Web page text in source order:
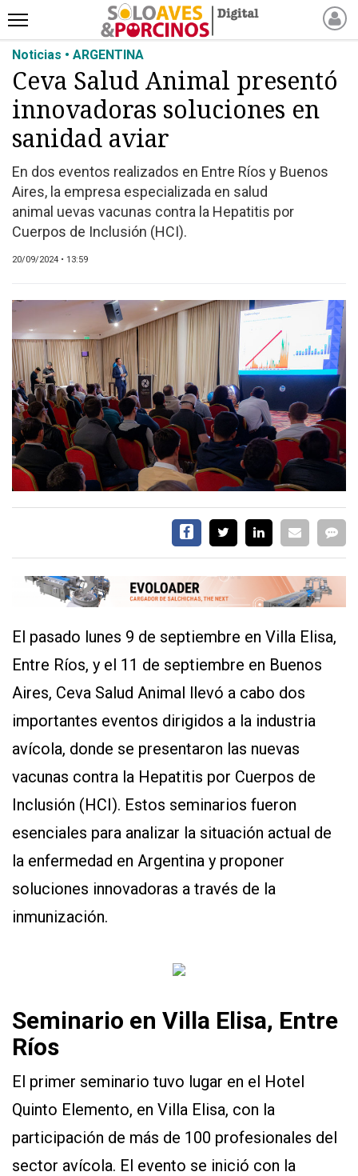
INICIO
NOTICIAS RECIENTES
NOTICIAS
ARTÍCULOS
PROCESO
PRODUCTO
NUEVOS PRODUCTOS
EVENTOS Y
CAPACITACIONES
DIRECTORIO
CALENDARIO
MEDIA KIT
SERVICIOS
AYUDA
TÉRMINOS
POLÍTICAS
DE
PRIVACIDAD
MAPA
DEL
APP
PARA
SMARTPHONE
Noticias • ARGENTINA
Ceva Salud Animal presentó
innovadoras soluciones en
sanidad aviar
En dos eventos realizados en Entre Ríos y Buenos
Aires, la empresa especializada en salud
animal uevas vacunas contra la Hepatitis por
Cuerpos de Inclusión (HCI).
20/09/2024 • 13:59
El pasado lunes 9 de septiembre en Villa Elisa,
Entre Ríos, y el 11 de septiembre en Buenos
Aires, Ceva Salud Animal llevó a cabo dos
importantes eventos dirigidos a la industria
avícola, donde se presentaron las nuevas
vacunas contra la Hepatitis por Cuerpos de
Inclusión (HCI). Estos seminarios fueron
esenciales para analizar la situación actual de
la enfermedad en Argentina y proponer
soluciones innovadoras a través de la
inmunización.
Seminario en Villa Elisa, Entre
Ríos
El primer seminario tuvo lugar en el Hotel
Quinto Elemento, en Villa Elisa, con la
participación de más de 100 profesionales del
sector avícola. El evento se inició con la